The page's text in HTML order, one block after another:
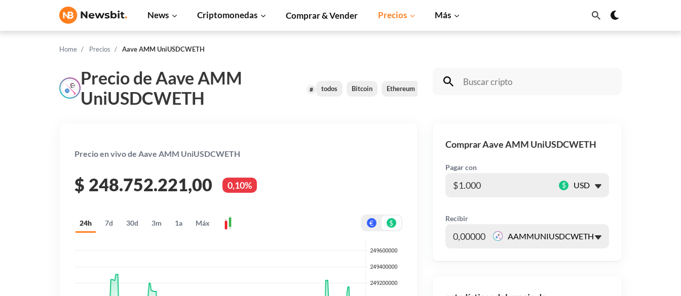
News Criptomonedas Comprar & Vender Precios Más
Home Precios Aave AMM UniUSDCWETH
Precio de Aave AMM
UniUSDCWETH
# todos Bitcoin Ethereum Solana
Precio en vivo de Aave AMM UniUSDCWETH
$ 248.752.221,00 0,10%
24h 7d 30d 3m 1a Máx € $
Comprar Aave AMM UniUSDCWETH
Pagar con
$
Recibir